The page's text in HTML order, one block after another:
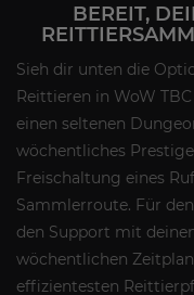
BEREIT,
Sieh dir unten die
Reittieren in WoW
einen seltenen
wöchentliches
Freischaltung eines
Sammlerroute. Für
den Support mit
wöchentlichen
effizientesten